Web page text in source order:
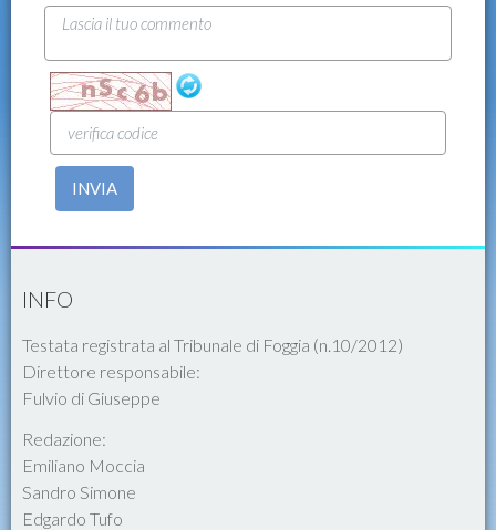
INVIA
INFO
Testata registrata al Tribunale di Foggia (n.10/2012)
Direttore responsabile:
Fulvio di Giuseppe
Redazione:
Emiliano Moccia
Sandro Simone
Edgardo Tufo